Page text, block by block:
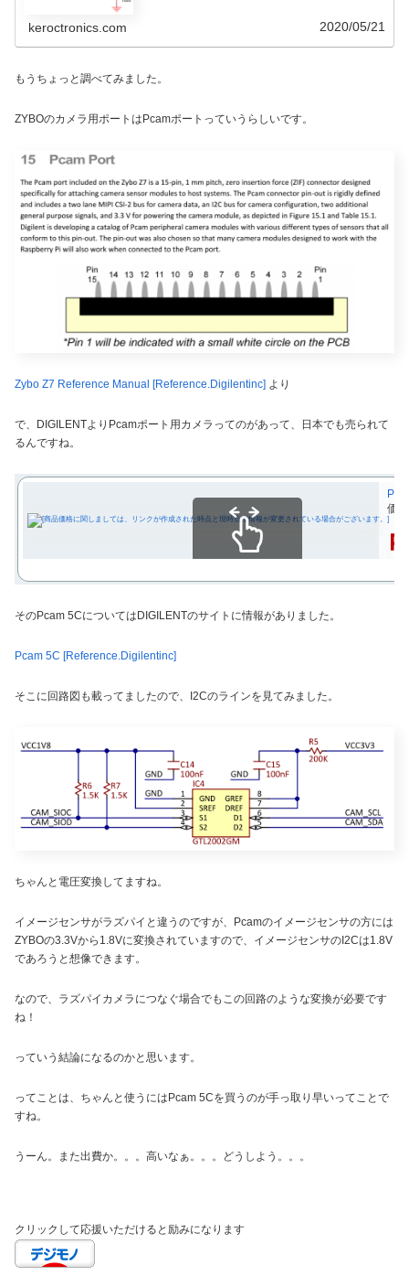
keroctronics.com 2020/05/21
もうちょっと調べてみました。
ZYBOのカメラ用ポートはPcamポートっていうらしいです。
Zybo Z7 Reference Manual [Reference.Digilentinc] より
で、DIGILENTよりPcamポート用カメラってのがあって、日本でも売られて
るんですね。
価
そのPcam 5CについてはDIGILENTのサイトに情報がありました。
Pcam 5C [Reference.Digilentinc]
そこに回路図も載ってましたので、I2Cのラインを見てみました。
ちゃんと電圧変換してますね。
イメージセンサがラズパイと違うのですが、Pcamのイメージセンサの方には
ZYBOの3.3Vから1.8Vに変換されていますので、イメージセンサのI2Cは1.8V
であろうと想像できます。
なので、ラズパイカメラにつなぐ場合でもこの回路のような変換が必要です
ね！
っていう結論になるのかと思います。
ってことは、ちゃんと使うにはPcam 5Cを買うのが手っ取り早いってことで
すね。
うーん。また出費か。。。高いなぁ。。。どうしよう。。。
クリックして応援いただけると励みになります